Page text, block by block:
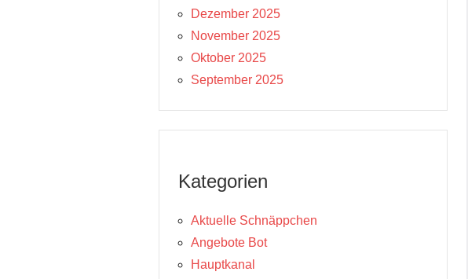
Dezember 2025
November 2025
Oktober 2025
September 2025
Kategorien
Aktuelle Schnäppchen
Angebote Bot
Hauptkanal